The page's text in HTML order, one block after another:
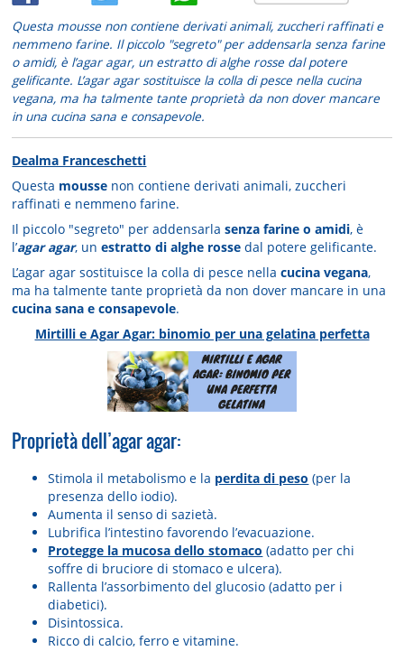
Questa mousse non contiene derivati animali, zuccheri raffinati e
nemmeno farine. Il piccolo "segreto" per addensarla senza farine
o amidi, è l’agar agar, un estratto di alghe rosse dal potere
gelificante. L’agar agar sostituisce la colla di pesce nella cucina
vegana, ma ha talmente tante proprietà da non dover mancare
in una cucina sana e consapevole.
Dealma Franceschetti
Questa mousse non contiene derivati animali, zuccheri
raffinati e nemmeno farine.
Il piccolo "segreto" per addensarlasenza farine o amidi, è
l’agar agar, unestratto di alghe rosse dal potere gelificante.
L’agar agar sostituisce la colla di pesce nellacucina vegana,
ma ha talmente tante proprietà da non dover mancare in una
cucina sana e consapevole.
Mirtilli e Agar Agar: binomio per una gelatina perfetta
Proprietà dell’agar agar:
Stimola il metabolismo e la perdita di peso (per la
presenza dello iodio).
Aumenta il senso di sazietà.
Lubrifica l’intestino favorendo l’evacuazione.
Protegge la mucosa dello stomaco (adatto per chi
soffre di bruciore di stomaco e ulcera).
Rallenta l’assorbimento del glucosio (adatto per i
diabetici).
Disintossica.
Ricco di calcio, ferro e vitamine.